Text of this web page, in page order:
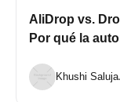
AliDrop vs.
Por qué la
Khushi Saluja